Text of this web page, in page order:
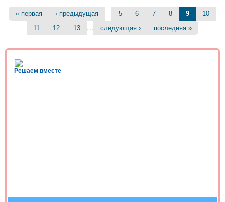
праздник стал дополнительным поводом для знакомства с
этими зверьками. Дети вспомнили и закрепили знания о ежах,
их внешнем виде, образе жизни, строении тела. Также узнали,
что они прекрасно плавают, питаются червями, лягушками,
эмоций. ***
Страницы
« первая ‹ предыдущая … 5 6 7 8 9
10
11
12 13 следующая › последняя »
Решаем вместе